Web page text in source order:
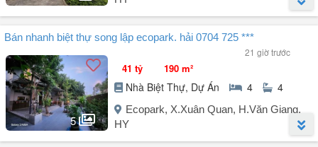
Giới thiệu dự án.
Người đăng: Lương Sơn Hải
(47 tin đăng)
Chính chủ bán nhanh biệt thự song lập 270m² tại Ecopark, Văn
Giang, Hưng Yên.
Căn biệt thự nằm tại phân khu golf và hồ Thiên Nga, phân khu sầm
uất và nhiều điểm check in nhất Ecopark.
Căn biệt thự hướng Tây Bắc, diện tích XD 100m².
Quý vị có nhu cầu tư vấn và xem nhà, liên hệ Hải: (môi giới bán thấp
Bán nhanh biệt thự song lập ecopark. hải 0704 725 ***
21 giờ trước
5
41 tỷ 190 m²
Nhà Biệt Thự, Dự Án 4 4
Ecopark, X.Xuân Quan, H.Văn Giang,
HY